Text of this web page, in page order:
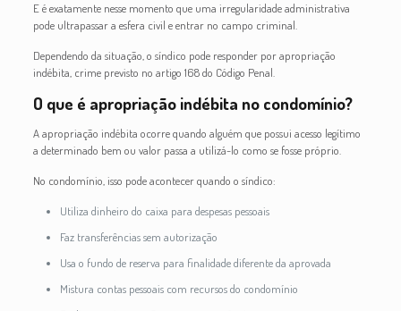
E é exatamente nesse momento que uma irregularidade administrativa
pode ultrapassar a esfera civil e entrar no campo criminal.
Dependendo da situação, o síndico pode responder por apropriação
indébita, crime previsto no artigo 168 do Código Penal.
O que é apropriação indébita no condomínio?
A apropriação indébita ocorre quando alguém que possui acesso legítimo
a determinado bem ou valor passa a utilizá-lo como se fosse próprio.
No condomínio, isso pode acontecer quando o síndico:
Utiliza dinheiro do caixa para despesas pessoais
Faz transferências sem autorização
Usa o fundo de reserva para finalidade diferente da aprovada
Mistura contas pessoais com recursos do condomínio